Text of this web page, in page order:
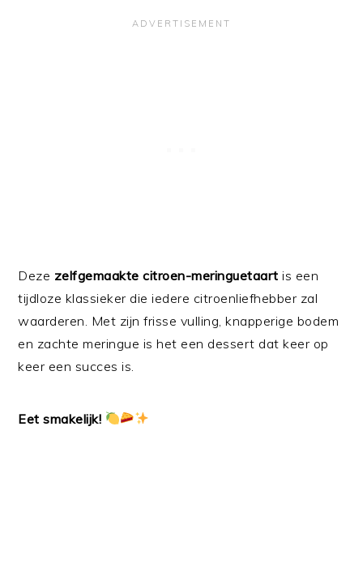
Deze zelfgemaakte citroen-meringuetaart is een
tijdloze klassieker die iedere citroenliefhebber zal
waarderen. Met zijn frisse vulling, knapperige bodem
en zachte meringue is het een dessert dat keer op
keer een succes is.
Eet smakelijk!